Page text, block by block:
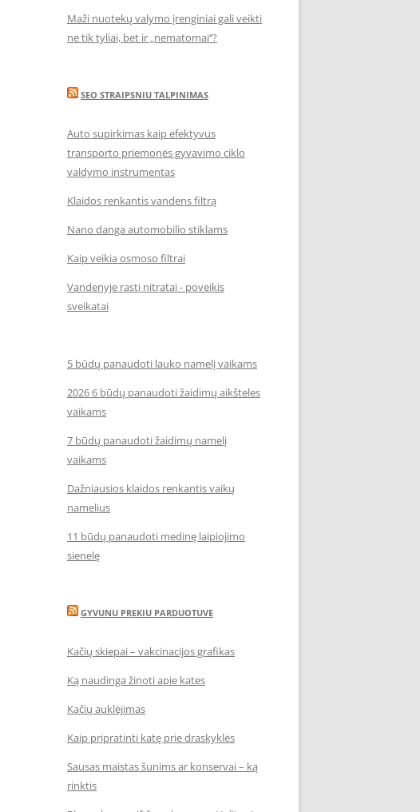
Maži nuotekų valymo įrenginiai gali veikti
ne tik tyliai, bet ir „nematomai‘‘?
SEO STRAIPSNIU TALPINIMAS
Auto supirkimas kaip efektyvus
transporto priemonės gyvavimo ciklo
valdymo instrumentas
Klaidos renkantis vandens filtrą
Nano danga automobilio stiklams
Kaip veikia osmoso filtrai
Vandenyje rasti nitratai - poveikis
sveikatai
5 būdų panaudoti lauko namelį vaikams
2026 6 būdų panaudoti žaidimų aikšteles
vaikams
7 būdų panaudoti žaidimų namelį
vaikams
Dažniausios klaidos renkantis vaikų
namelius
11 būdų panaudoti medinę laipiojimo
sienelę
GYVUNU PREKIU PARDUOTUVE
Kačių skiepai – vakcinacijos grafikas
Ką naudinga žinoti apie kates
Kačių auklėjimas
Kaip pripratinti katę prie draskyklės
Sausas maistas šunims ar konservai – ką
rinktis